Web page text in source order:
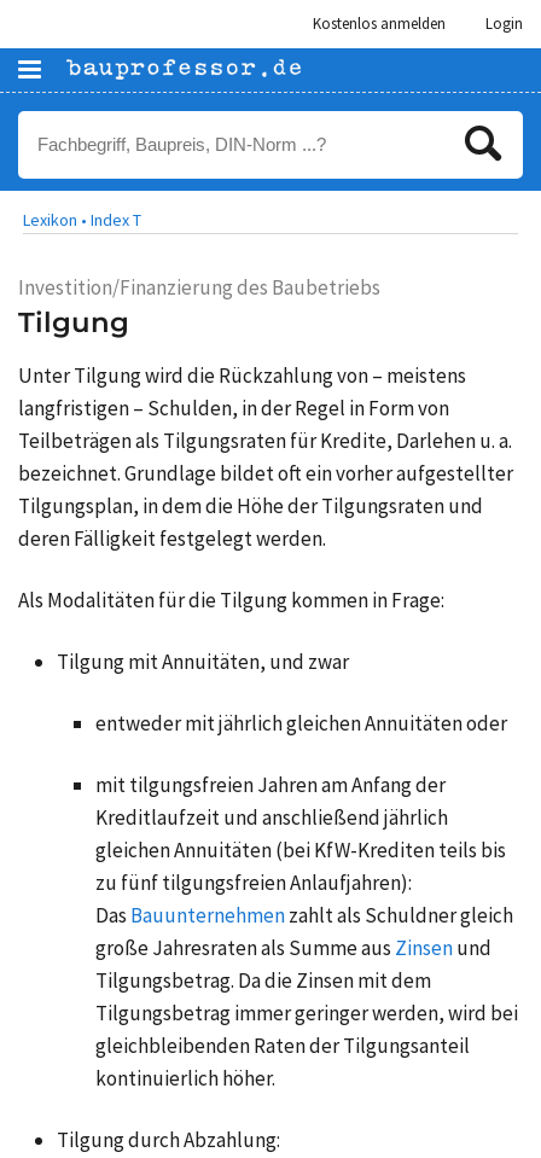
Kostenlos anmelden Login
Lexikon • Index T
Investition/Finanzierung des Baubetriebs
Tilgung
Unter Tilgung wird die Rückzahlung von – meistens
langfristigen – Schulden, in der Regel in Form von
Teilbeträgen als Tilgungsraten für Kredite, Darlehen u. a.
bezeichnet. Grundlage bildet oft ein vorher aufgestellter
Tilgungsplan, in dem die Höhe der Tilgungsraten und
deren Fälligkeit festgelegt werden.
Als Modalitäten für die Tilgung kommen in Frage:
Tilgung mitAnnuitäten, und zwar
entweder mit jährlich gleichen Annuitäten oder
mit tilgungsfreien Jahren am Anfang der
Kreditlaufzeit und anschließend jährlich
gleichen Annuitäten (bei KfW-Krediten teils bis
zu fünf tilgungsfreien Anlaufjahren):
Das Bauunternehmenzahlt als Schuldner gleich
große Jahresraten als Summe aus Zinsenund
Tilgungsbetrag. Da die Zinsen mit dem
Tilgungsbetrag immer geringer werden, wird bei
gleichbleibenden Raten der Tilgungsanteil
kontinuierlich höher.
Tilgung durch Abzahlung: